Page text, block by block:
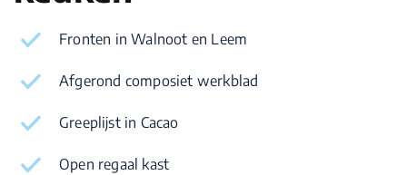
Fronten in Walnoot en Leem
Afgerond composiet werkblad
Greeplijst in Cacao
Open regaal kast